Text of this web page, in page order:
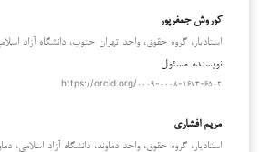
کوروش جعفرپور
استادیار، گروه حقوق، واحد تهران جنوب، دانشگاه آزاد
نویسنده مسئول
https://orcid.org/۰۰۰۹-۰۰۰۸-۱۶۷۳-۶۵۰۲
مریم افشاری
استادیار، گروه حقوق، واحد دماوند، دانشگاه آزاد اسلامی،